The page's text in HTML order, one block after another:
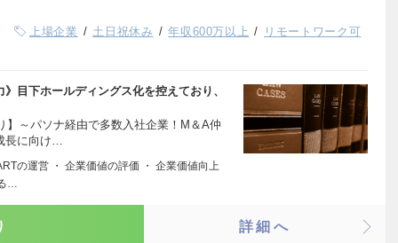
上場企業 土日祝休み 年収600万以上 リモートワーク可
目下ホールディングス化を控えており、
～パソナ経由で多数入社企業！M＆A仲
長に向け…
の運営 ・ 企業価値の評価 ・ 企業価値向上
…
詳細へ